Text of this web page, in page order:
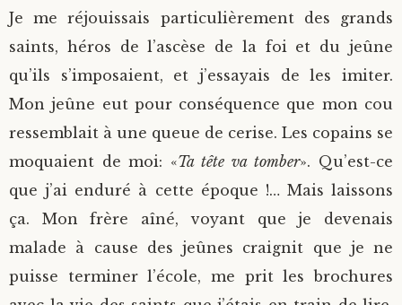
Je me réjouissais particulièrement des grands
saints, héros de l’ascèse de la foi et du jeûne
qu’ils s’imposaient, et j’essayais de les imiter.
Mon jeûne eut pour conséquence que mon cou
ressemblait à une queue de cerise. Les copains se
moquaient de moi: «Ta tête va tomber». Qu’est-ce
que j’ai enduré à cette époque !… Mais laissons
ça. Mon frère aîné, voyant que je devenais
malade à cause des jeûnes craignit que je ne
puisse terminer l’école, me prit les brochures